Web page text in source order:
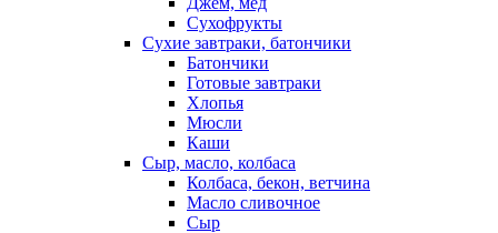
Сухофрукты
Сухие завтраки, батончики
Батончики
Готовые завтраки
Хлопья
Мюсли
Каши
Сыр, масло, колбаса
Колбаса, бекон, ветчина
Масло сливочное
Сыр